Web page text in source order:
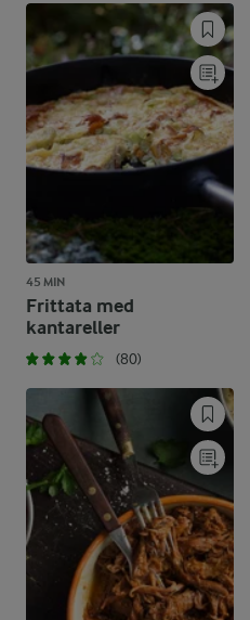
45 MIN
Frittata med
kantareller
(80)